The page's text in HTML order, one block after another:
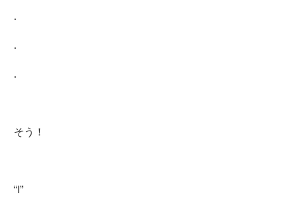
.
.
.
そう！
“I”